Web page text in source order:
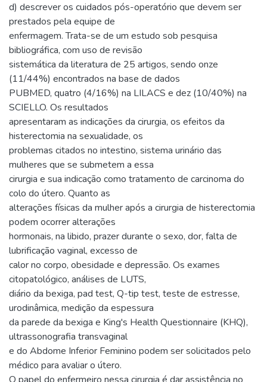
d) descrever os cuidados pós-operatório que devem ser
prestados pela equipe de
enfermagem. Trata-se de um estudo sob pesquisa
bibliográfica, com uso de revisão
sistemática da literatura de 25 artigos, sendo onze
(11/44%) encontrados na base de dados
PUBMED, quatro (4/16%) na LILACS e dez (10/40%) na
SCIELLO. Os resultados
apresentaram as indicações da cirurgia, os efeitos da
histerectomia na sexualidade, os
problemas citados no intestino, sistema urinário das
mulheres que se submetem a essa
cirurgia e sua indicação como tratamento de carcinoma do
colo do útero. Quanto as
alterações físicas da mulher após a cirurgia de histerectomia
podem ocorrer alterações
hormonais, na libido, prazer durante o sexo, dor, falta de
lubrificação vaginal, excesso de
calor no corpo, obesidade e depressão. Os exames
citopatológico, análises de LUTS,
diário da bexiga, pad test, Q-tip test, teste de estresse,
urodinâmica, medição da espessura
da parede da bexiga e King's Health Questionnaire (KHQ),
ultrassonografia transvaginal
e do Abdome Inferior Feminino podem ser solicitados pelo
médico para avaliar o útero.